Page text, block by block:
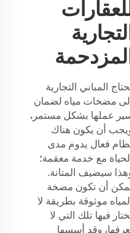
التجارية
المزدحمة
المباني التجارية
إلى مضخات مياه لضمان
عملها بشكل مستمر،
أن يكون هناك
فعال يدوم مدى
الحياة مع خدمة معقمة؛
سيضيف المتانة.
أن تكون مضخة
المياه موثوقة بطريقة لا
فيها تلك التي لا
وقد أسسها